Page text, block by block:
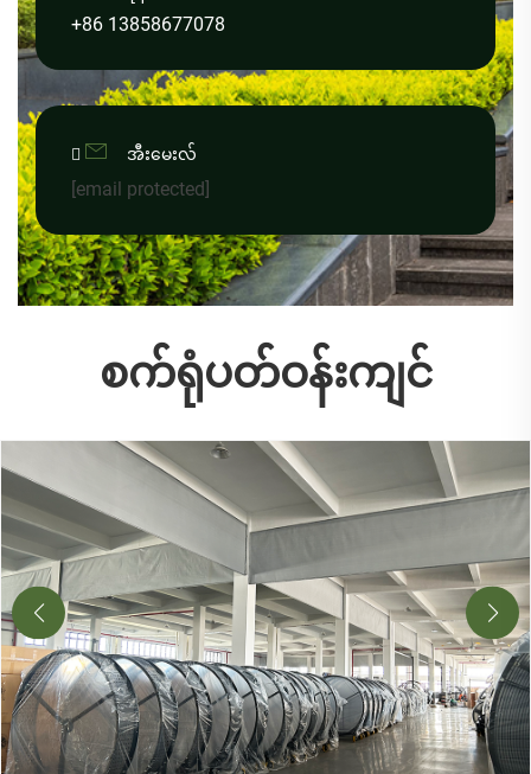
+86 13858677078
 အီးမေးလ်
[email protected]
စက်ရုံပတ်ဝန်းကျင်